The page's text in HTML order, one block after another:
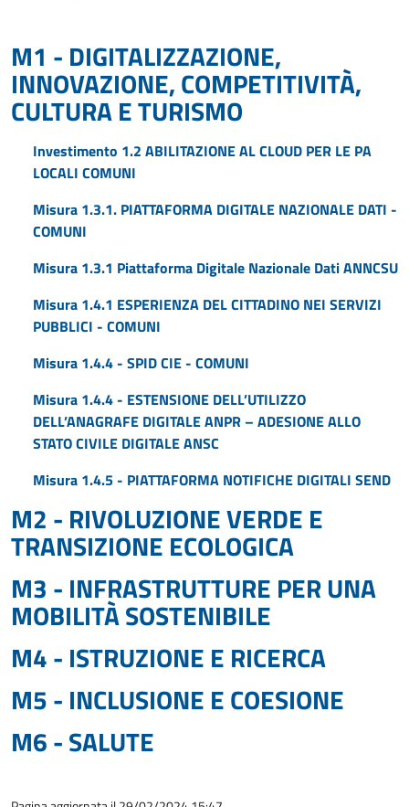
M1 - DIGITALIZZAZIONE,
INNOVAZIONE, COMPETITIVITÀ,
CULTURA E TURISMO
Investimento 1.2 ABILITAZIONE AL CLOUD PER LE PA
LOCALI COMUNI
Misura 1.3.1. PIATTAFORMA DIGITALE NAZIONALE DATI -
COMUNI
Misura 1.3.1 Piattaforma Digitale Nazionale Dati ANNCSU
Misura 1.4.1 ESPERIENZA DEL CITTADINO NEI SERVIZI
PUBBLICI - COMUNI
Misura 1.4.4 - SPID CIE - COMUNI
Misura 1.4.4 - ESTENSIONE DELL’UTILIZZO
DELL’ANAGRAFE DIGITALE ANPR – ADESIONE ALLO
STATO CIVILE DIGITALE ANSC
Misura 1.4.5 - PIATTAFORMA NOTIFICHE DIGITALI SEND
M2 - RIVOLUZIONE VERDE E
TRANSIZIONE ECOLOGICA
M3 - INFRASTRUTTURE PER UNA
MOBILITÀ SOSTENIBILE
M4 - ISTRUZIONE E RICERCA
M5 - INCLUSIONE E COESIONE
M6 - SALUTE